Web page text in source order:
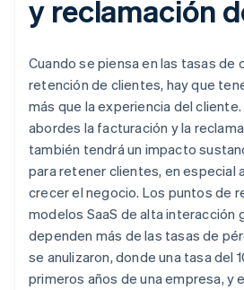
y reclamación
Cuando se piensa en las tasas de
retención de clientes, hay que
más que la experiencia del
abordes la facturación y la
también tendrá un impacto
para retener clientes, en especial
crecer el negocio. Los puntos de
modelos SaaS de alta interacción
dependen más de las tasas de
se anulizaron, donde una tasa del
primeros años de una empresa, y